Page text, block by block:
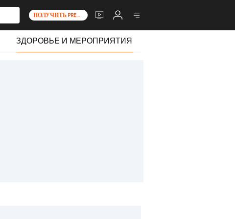
ПОЛУЧИТЬ PREMIUM+
ЗДОРОВЬЕ И МЕРОПРИЯТИЯ